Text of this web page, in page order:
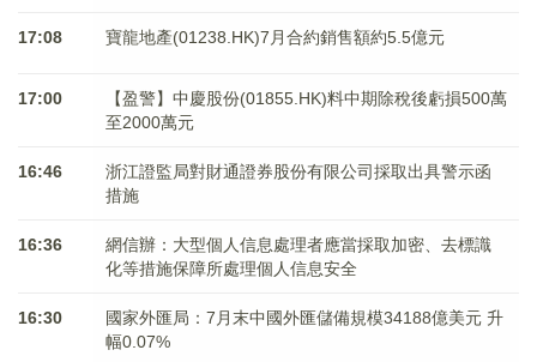
17:08 寶龍地產(01238.HK)7月合約銷售額約5.5億元
17:00
【盈警】中慶股份(01855.HK)料中期除稅後虧損500萬
至2000萬元
16:46
浙江證監局對財通證券股份有限公司採取出具警示函
措施
16:36
網信辦：大型個人信息處理者應當採取加密、去標識
化等措施保障所處理個人信息安全
16:30
國家外匯局：7月末中國外匯儲備規模34188億美元 升
幅0.07%